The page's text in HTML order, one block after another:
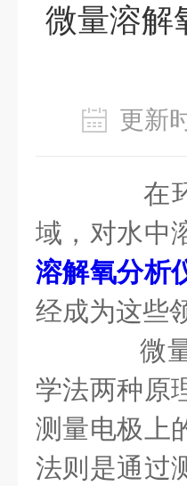
微量溶解
更新
在环
域，对水中
溶解氧分析
经成为这些
微量
学法两种原
测量电极上
法则是通过